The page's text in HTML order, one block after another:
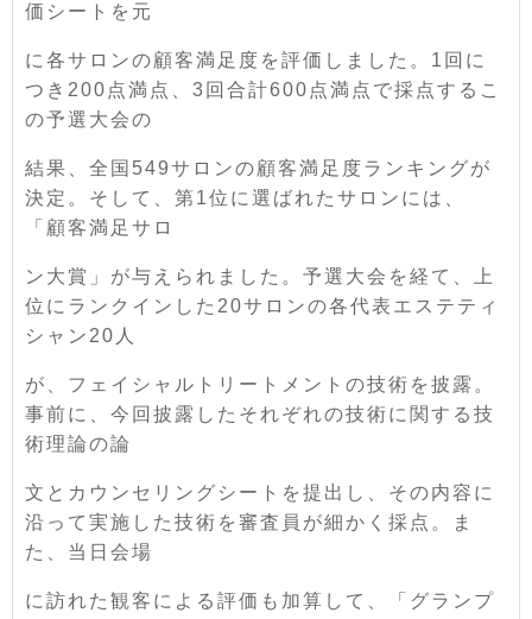
価シートを元
に各サロンの顧客満足度を評価しました。1回に
つき200点満点、3回合計600点満点で採点するこ
の予選大会の
結果、全国549サロンの顧客満足度ランキングが
決定。そして、第1位に選ばれたサロンには、
「顧客満足サロ
ン大賞」が与えられました。予選大会を経て、上
位にランクインした20サロンの各代表エステティ
シャン20人
が、フェイシャルトリートメントの技術を披露。
事前に、今回披露したそれぞれの技術に関する技
術理論の論
文とカウンセリングシートを提出し、その内容に
沿って実施した技術を審査員が細かく採点。ま
た、当日会場
に訪れた観客による評価も加算して、「グランプ